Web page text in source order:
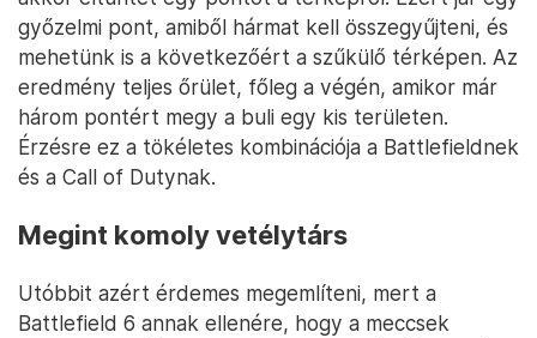
győzelmi pont, amiből hármat kell összegyűjteni, és
mehetünk is a következőért a szűkülő térképen. Az
eredmény teljes őrület, főleg a végén, amikor már
három pontért megy a buli egy kis területen.
Érzésre ez a tökéletes kombinációja a Battlefieldnek
és a Call of Dutynak.
Megint komoly vetélytárs
Utóbbit azért érdemes megemlíteni, mert a
Battlefield 6 annak ellenére, hogy a meccsek